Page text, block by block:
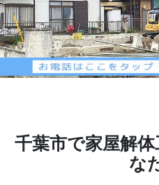
千葉市で家屋解
な